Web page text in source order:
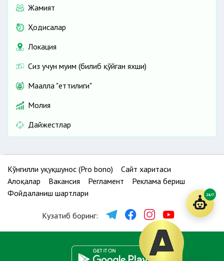
Жамият
Ҳодисалар
Локация
Сиз учун муҳим (билиб қўйган яхши)
Маҳалла "еттилиги"
Молия
Дайжестлар
Кўнгилли ҳуқуқшунос (Pro bono)
Сайт харитаси
Алоқалар
Вакансия Регламент
Реклама бериш
Фойдаланиш шартлари
Кузатиб боринг:
24/7